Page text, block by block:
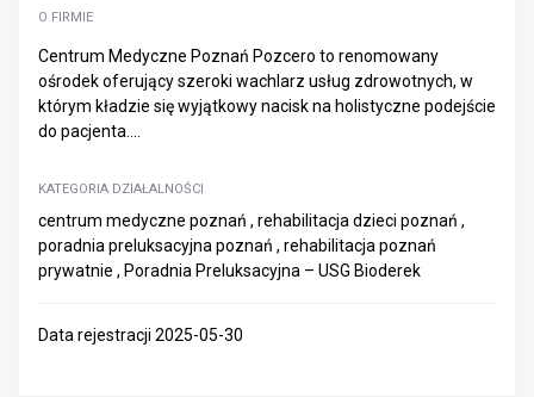
O FIRMIE
Centrum Medyczne Poznań Pozcero to renomowany
ośrodek oferujący szeroki wachlarz usług zdrowotnych, w
którym kładzie się wyjątkowy nacisk na holistyczne podejście
do pacjenta....
KATEGORIA DZIAŁALNOŚCI
centrum medyczne poznań , rehabilitacja dzieci poznań ,
poradnia preluksacyjna poznań , rehabilitacja poznań
prywatnie , Poradnia Preluksacyjna – USG Bioderek
Data rejestracji 2025-05-30